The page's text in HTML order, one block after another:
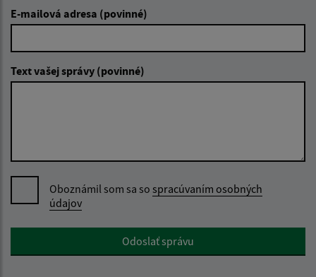
E-mailová adresa (povinné)
Text vašej správy (povinné)
Oboznámil som sa so spracúvaním osobných
údajov
Google reCaptcha ResponseOdoslať správu